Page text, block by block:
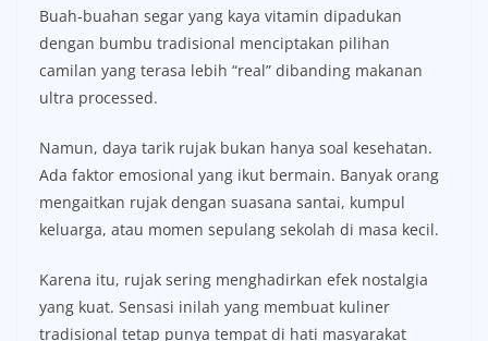
Buah-buahan segar yang kaya vitamin dipadukan
dengan bumbu tradisional menciptakan pilihan
camilan yang terasa lebih “real” dibanding makanan
ultra processed.
Namun, daya tarik rujak bukan hanya soal kesehatan.
Ada faktor emosional yang ikut bermain. Banyak orang
mengaitkan rujak dengan suasana santai, kumpul
keluarga, atau momen sepulang sekolah di masa kecil.
Karena itu, rujak sering menghadirkan efek nostalgia
yang kuat. Sensasi inilah yang membuat kuliner
tradisional tetap punya tempat di hati masyarakat